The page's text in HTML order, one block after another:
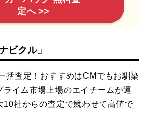
定へ >>
ビクル」
括査定！おすすめはCMでもお馴染
ライム市場上場のエイチームが運
10社からの査定で競わせて高値で